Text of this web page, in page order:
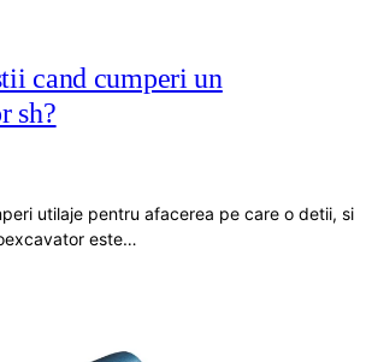
cand cumperi un
sh?
utilaje pentru afacerea pe care o detii, si
este…